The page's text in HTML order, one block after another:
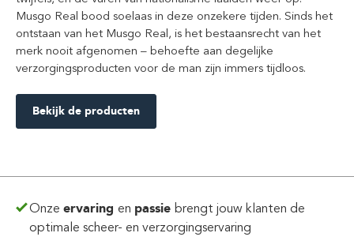
Musgo Real bood soelaas in deze onzekere tijden. Sinds het
ontstaan van het Musgo Real, is het bestaansrecht van het
merk nooit afgenomen – behoefte aan degelijke
verzorgingsproducten voor de man zijn immers tijdloos.
Bekijk de producten
Onzeervaringen passie brengt jouw klanten de
optimale scheer- en verzorgingservaring